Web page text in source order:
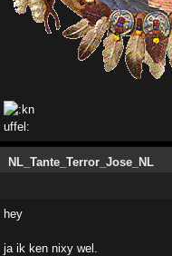
NL_Tante_Terror_Jose_NL
hey
ja ik ken nixy wel.